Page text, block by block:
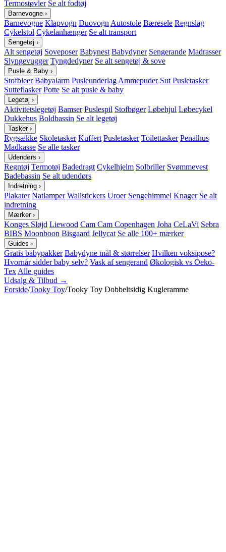
Termostøvler Se alt fodtøj
Barnevogne ›
Barnevogne Klapvogn Duovogn Autostole Bæresele Regnslag
Cykelstol Cykelanhænger Se alt transport
Sengetøj ›
Alt sengetøj Soveposer Babynest Babydyner Sengerande Madrasser
Slyngevugger Tyngdedyner Se alt sengetøj & sove
Pusle & Baby ›
Stofbleer Babyalarm Pusleunderlag Ammepuder Sut Pusletasker
Sutteflasker Potte Se alt pusle & baby
Legetøj ›
Aktivitetslegetøj Bamser Puslespil Stofbøger Løbehjul Løbecykel
Dukkehus Boldbassin Se alt legetøj
Tasker ›
Rygsække Skoletasker Kuffert Pusletasker Toilettasker Penalhus
Madkasse Se alle tasker
Udendørs ›
Regntøj Termotøj Badedragt Cykelhjelm Solbriller Svømmevest
Badebassin Se alt udendørs
Indretning ›
Plakater Natlamper Wallstickers Uroer Sengehimmel Knager Se alt
indretning
Mærker ›
Konges Sløjd Liewood Cam Cam Copenhagen Joha CeLaVi Sebra
BIBS Moonboon Bisgaard Jellycat Se alle 100+ mærker
Guides ›
Gratis babypakker Babydyne mål & størrelser Hvilken voksipose?
Hvornår sidder baby selv? Vask af sengerand Økologisk vs Oeko-
Tex Alle guides
Udsalg & Tilbud →
Forside/Tooky Toy/Tooky Toy Dobbeltsidig Kugleramme